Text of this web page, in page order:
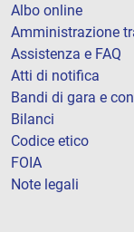
Albo online
Amministrazione
Assistenza e FAQ
Atti di notifica
Bandi di gara e
Bilanci
Codice etico
FOIA
Note legali